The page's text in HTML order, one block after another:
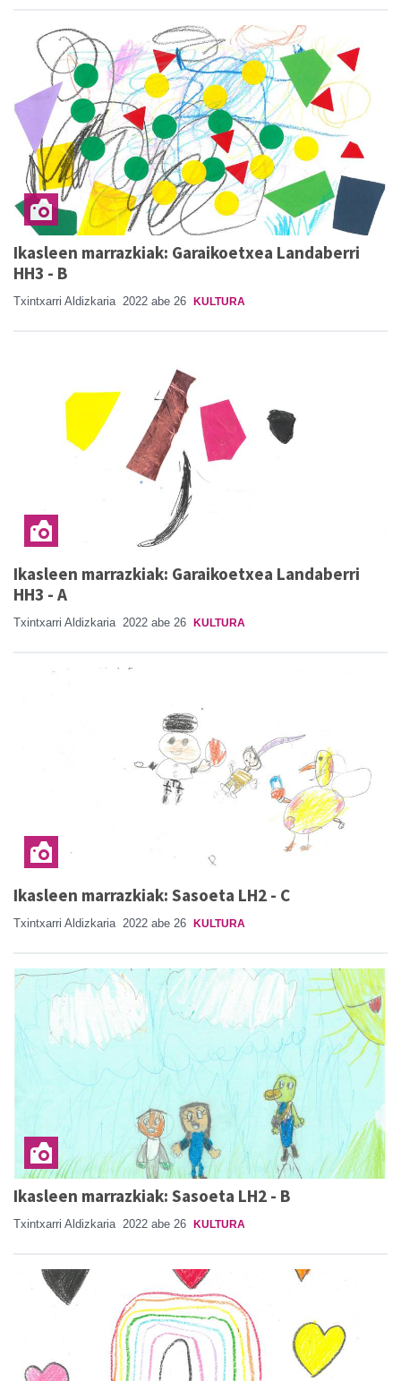
Ikasleen marrazkiak: Garaikoetxea Landaberri
HH3 - B
Txintxarri Aldizkaria 2022 abe 26 KULTURA
Ikasleen marrazkiak: Garaikoetxea Landaberri
HH3 - A
Txintxarri Aldizkaria 2022 abe 26 KULTURA
Ikasleen marrazkiak: Sasoeta LH2 - C
Txintxarri Aldizkaria 2022 abe 26 KULTURA
Ikasleen marrazkiak: Sasoeta LH2 - B
Txintxarri Aldizkaria 2022 abe 26 KULTURA